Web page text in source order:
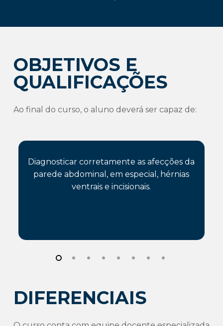
OBJETIVOS E
QUALIFICAÇÕES
Ao final do curso, o aluno deverá ser capaz de:
Diagnosticar corretamente as afecções da
parede abdominal, em especial, hérnias
ventrais e incisionais.
DIFERENCIAIS